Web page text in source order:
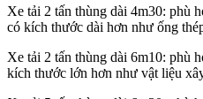
Xe tải 2 tấn thùng dài 4m30: phù
có kích thước dài hơn như ống
Xe tải 2 tấn thùng dài 6m10: phù
kích thước lớn hơn như vật liệu